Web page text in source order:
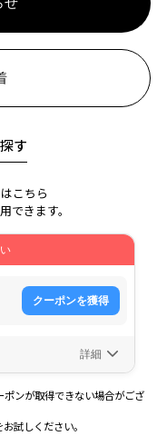
す
こちら
できます。
ンが取得できない場合がござ
試しください。